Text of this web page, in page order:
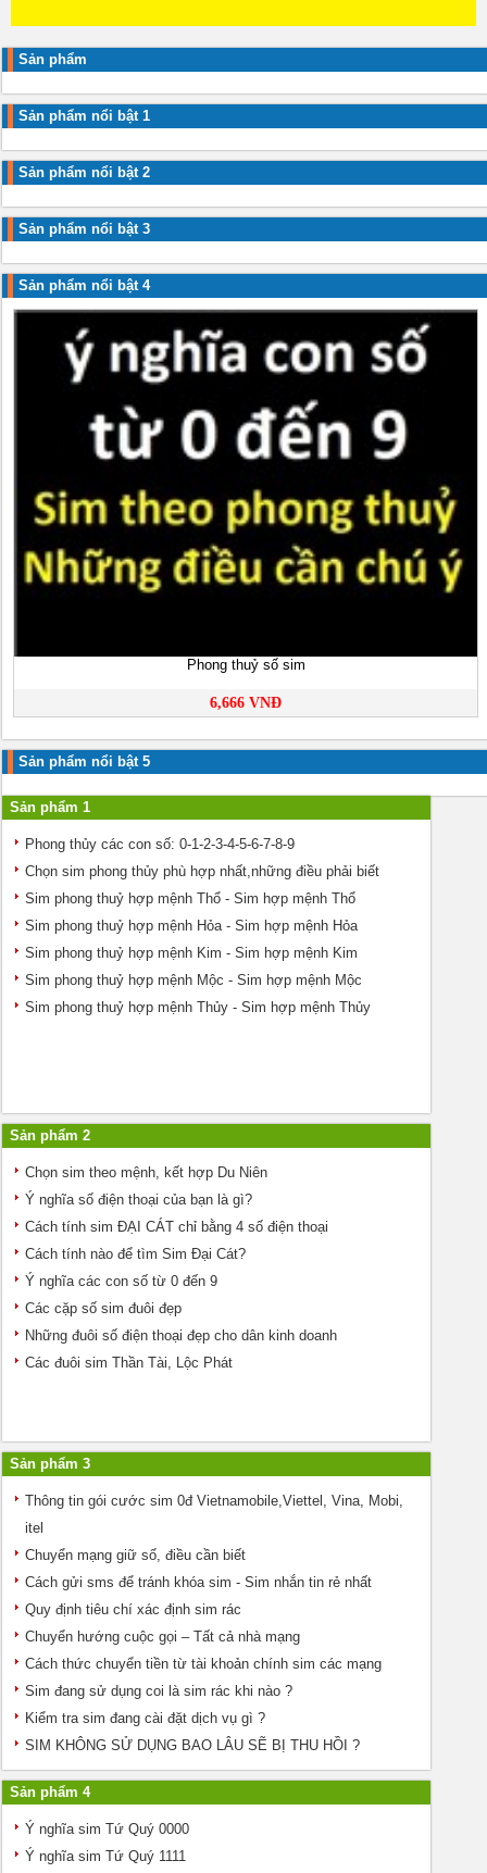
Sản phẩm
Sản phẩm nổi bật 1
Sản phẩm nổi bật 2
Sản phẩm nổi bật 3
Sản phẩm nổi bật 4
Phong thuỷ số sim
6,666 VNĐ
Sản phẩm nổi bật 5
Sản phẩm 1
Phong thủy các con số: 0-1-2-3-4-5-6-7-8-9
Chọn sim phong thủy phù hợp nhất,những điều phải biết
Sim phong thuỷ hợp mệnh Thổ - Sim hợp mệnh Thổ
Sim phong thuỷ hợp mệnh Hỏa - Sim hợp mệnh Hỏa
Sim phong thuỷ hợp mệnh Kim - Sim hợp mệnh Kim
Sim phong thuỷ hợp mệnh Mộc - Sim hợp mệnh Mộc
Sim phong thuỷ hợp mệnh Thủy - Sim hợp mệnh Thủy
Sản phẩm 2
Chọn sim theo mệnh, kết hợp Du Niên
Ý nghĩa số điện thoại của bạn là gì?
Cách tính sim ĐẠI CÁT chỉ bằng 4 số điện thoại
Cách tính nào để tìm Sim Đại Cát?
Ý nghĩa các con số từ 0 đến 9
Các cặp số sim đuôi đẹp
Những đuôi số điện thoại đẹp cho dân kinh doanh
Các đuôi sim Thần Tài, Lộc Phát
Sản phẩm 3
Thông tin gói cước sim 0đ Vietnamobile,Viettel, Vina, Mobi,
itel
Chuyển mạng giữ số, điều cần biết
Cách gửi sms để tránh khóa sim - Sim nhắn tin rẻ nhất
Quy định tiêu chí xác định sim rác
Chuyển hướng cuộc gọi – Tất cả nhà mạng
Cách thức chuyển tiền từ tài khoản chính sim các mạng
Sim đang sử dụng coi là sim rác khi nào ?
Kiểm tra sim đang cài đặt dịch vụ gì ?
SIM KHÔNG SỬ DỤNG BAO LÂU SẼ BỊ THU HỒI ?
Sản phẩm 4
Ý nghĩa sim Tứ Quý 0000
Ý nghĩa sim Tứ Quý 1111